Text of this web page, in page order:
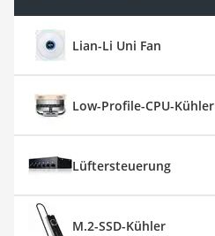
Lian-Li Uni Fan
Low-Profile-CPU-Kühler
Lüftersteuerung
M.2-SSD-Kühler